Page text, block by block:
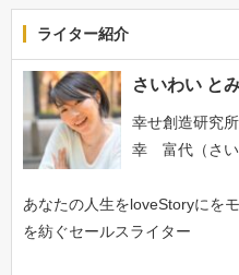
ライター紹介
さいわい と
幸せ創造研究
幸 富代（さ
あなたの人生をloveStoryにを
を紡ぐセールスライター